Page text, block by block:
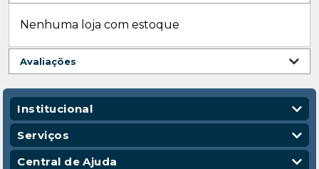
Fiat
Cronos
Fiat
Cronos
1.3
Fiat
Cronos
Drive
Fiat
Drive
Fiat
Cronos
Fiat
S-
Nenhuma loja com estoque
Avaliações
Institucional
Quem Somos
Nossas Lojas
Código de Conduta
Serviços
Vendas Corporativas
Central de Ajuda